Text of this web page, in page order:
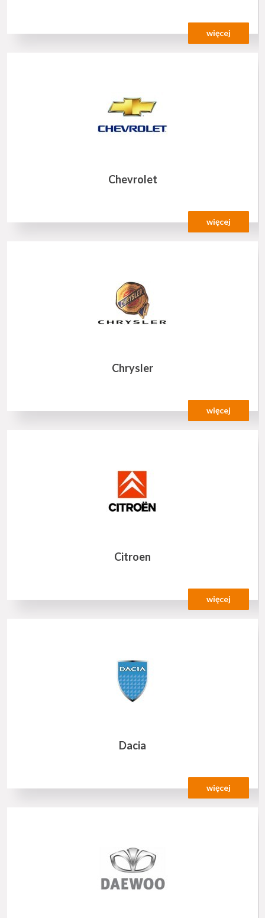
więcej
Chevrolet
więcej
Chrysler
więcej
Citroen
więcej
Dacia
więcej